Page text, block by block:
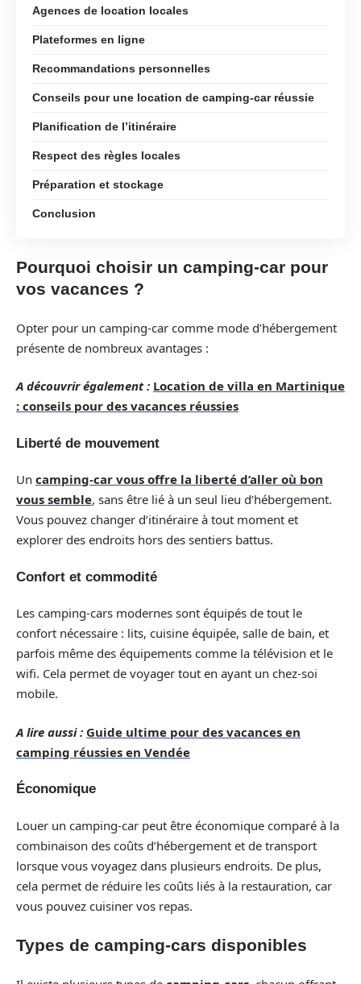
Agences de location locales
Plateformes en ligne
Recommandations personnelles
Conseils pour une location de camping-car réussie
Planification de l’itinéraire
Respect des règles locales
Préparation et stockage
Conclusion
Pourquoi choisir un camping-car pour
vos vacances ?
Opter pour un camping-car comme mode d’hébergement
présente de nombreux avantages :
A découvrir également : Location de villa en Martinique
: conseils pour des vacances réussies
Liberté de mouvement
Un camping-car vous offre la liberté d’aller où bon
vous semble, sans être lié à un seul lieu d’hébergement.
Vous pouvez changer d’itinéraire à tout moment et
explorer des endroits hors des sentiers battus.
Confort et commodité
Les camping-cars modernes sont équipés de tout le
confort nécessaire : lits, cuisine équipée, salle de bain, et
parfois même des équipements comme la télévision et le
wifi. Cela permet de voyager tout en ayant un chez-soi
mobile.
A lire aussi : Guide ultime pour des vacances en
camping réussies en Vendée
Économique
Louer un camping-car peut être économique comparé à la
combinaison des coûts d’hébergement et de transport
lorsque vous voyagez dans plusieurs endroits. De plus,
cela permet de réduire les coûts liés à la restauration, car
vous pouvez cuisiner vos repas.
Types de camping-cars disponibles